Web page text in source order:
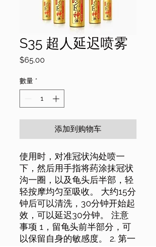
S35 超人延迟喷雾
$65.00
數量 *
添加到购物车
使用时，对准冠状沟处喷一
下，然后用手指将药涂抹冠状
沟一圈，以及龟头后半部，轻
轻按摩均匀至吸收。 大约15分
钟后可以清洗，30分钟开始起
效，可以延迟30分钟。 注意
事项 1，留龟头前半部分，可
以保留自身的敏感度。 2. 第一